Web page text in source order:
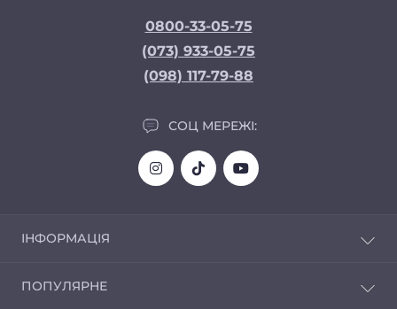
0800-33-05-75
(073) 933-05-75
(098) 117-79-88
СОЦ МЕРЕЖІ:
ІНФОРМАЦІЯ
Про магазин
ПОПУЛЯРНЕ